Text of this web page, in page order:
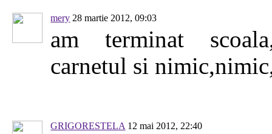
mery 28 martie 2012, 09:03
am terminat
carnetul si
GRIGORESTELA 12 mai 2012, 22:40